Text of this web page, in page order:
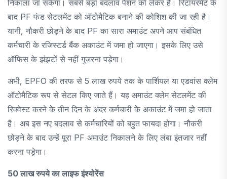
निकाला जा सकेगा। सबसे बड़ा बदलाव पेंशन को लेकर है। रिटायरमेंट के
बाद PF फंड सेटलमेंट को ऑटोमैटिक बनाने की कोशिश की जा रही है।
यानी, नौकरी छोड़ने के बाद PF का सारा अमाउंट अपने आप संबंधित
कर्मचारी के रजिस्टर्ड बैंक अकाउंट में जमा हो जाएगा। इसके लिए उसे
ऑफिस के झंझटों से नहीं गुजरना पड़ेगा।
अभी, EPFO ​​की तरफ से 5 लाख रुपये तक के पार्शियल या एडवांस क्लेम
ऑटोमैटिक रूप से सेटल किए जाते हैं। यह अमाउंट क्लेम सेटलमेंट की
रिक्वेस्ट करने के तीन दिन के अंदर कर्मचारी के अकाउंट में जमा हो जाता
है। अब इस नए बदलाव से कर्मचारियों को बहुत फायदा होगा। नौकरी
छोड़ने के बाद उन्हें पूरा PF अमाउंट निकालने के लिए लंबा इंतजार नहीं
करना पड़ेगा।
50 लाख रुपये का लाइफ इंश्योरेंस